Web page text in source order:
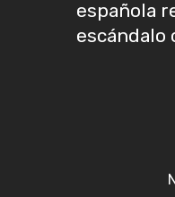
española
escándalo